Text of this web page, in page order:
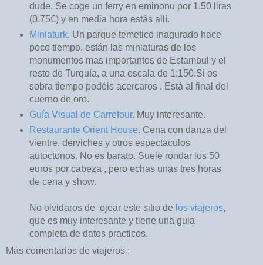
dude. Se coge un ferry en eminonu por 1.50 liras
(0.75€) y en media hora estás allí.
Miniaturk. Un parque temetico inagurado hace
poco tiempo. están las miniaturas de los
monumentos mas importantes de Estambul y el
resto de Turquía, a una escala de 1:150.Si os
sobra tiempo podéis acercaros . Está al final del
cuerno de oro.
Guía Visual de Carrefour. Muy interesante.
Restaurante Orient House. Cena con danza del
vientre, derviches y otros espectaculos
autoctonos. No es barato. Suele rondar los 50
euros por cabeza , pero echas unas tres horas
de cena y show.
No olvidaros de ojear este sitio de los viajeros,
que es muy interesante y tiene una guia
completa de datos practicos.
Mas comentarios de viajeros :